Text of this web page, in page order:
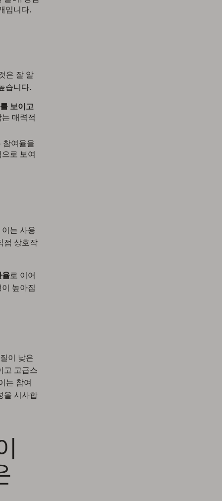
입니다.
은 잘 알
습니다.
보이고
매력적
참여율을
로 보여
는 사용
접 상호작
율로 이어
높아집
이 낮은
고 고급스
는 참여
을 시사합